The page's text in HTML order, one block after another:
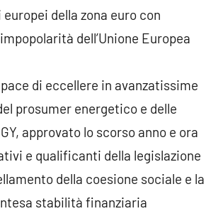
della zona euro con
dell’Unione Europea
di eccellere in avanzatissime
prosumer energetico e delle
approvato lo scorso anno e ora
e qualificanti della legislazione
della coesione sociale e la
stabilità finanziaria